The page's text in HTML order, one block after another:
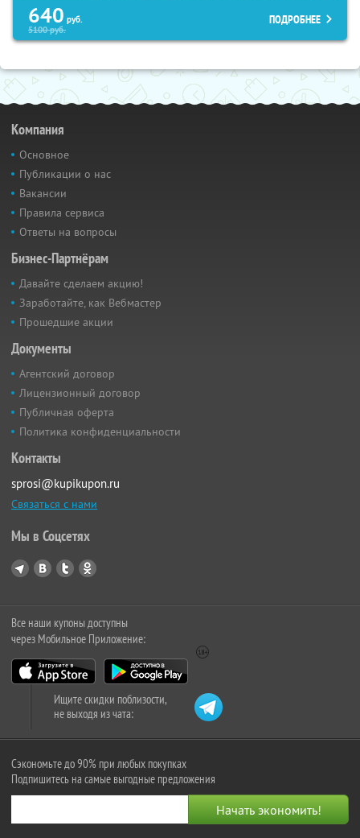
640 руб.
5100руб.
ПОДРОБНЕЕ
Компания
Основное
Публикации о нас
Вакансии
Правила сервиса
Ответы на вопросы
Бизнес-Партнёрам
Давайте сделаем акцию!
Заработайте, как Вебмастер
Прошедшие акции
Документы
Агентский договор
Лицензионный договор
Публичная оферта
Политика конфиденциальности
Контакты
sprosi@kupikupon.ru
Связаться с нами
Мы в Соцсетях
Все наши купоны доступны
через Мобильное Приложение:
Ищите скидки поблизости,
не выходя из чата:
Сэкономьте до 90% при любых покупках
Подпишитесь на самые выгодные предложения